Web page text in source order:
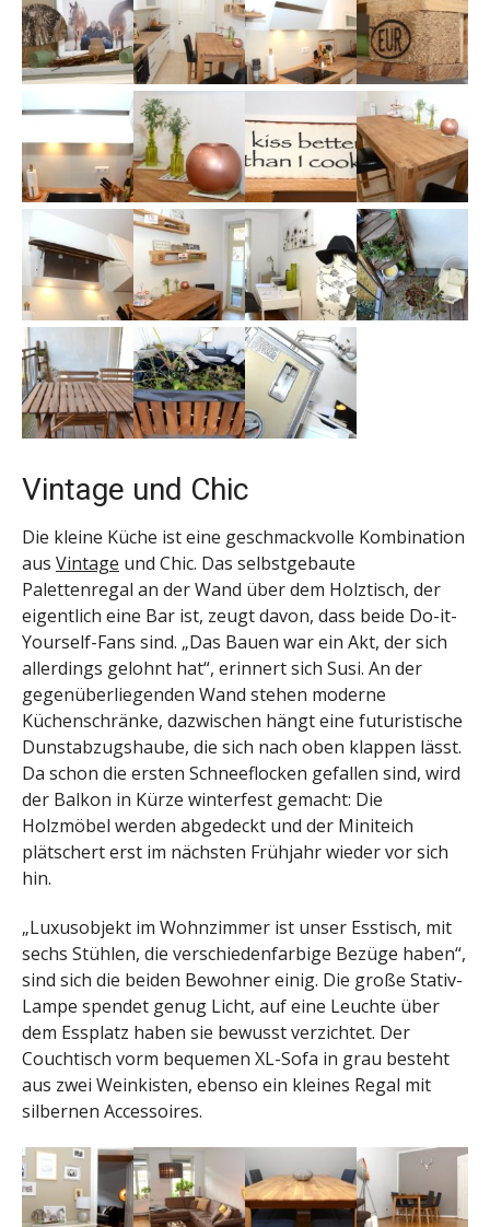
Vintage und Chic
Die kleine Küche ist eine geschmackvolle Kombination
aus Vintage und Chic. Das selbstgebaute
Palettenregal an der Wand über dem Holztisch, der
eigentlich eine Bar ist, zeugt davon, dass beide Do-it-
Yourself-Fans sind. „Das Bauen war ein Akt, der sich
allerdings gelohnt hat“, erinnert sich Susi. An der
gegenüberliegenden Wand stehen moderne
Küchenschränke, dazwischen hängt eine futuristische
Dunstabzugshaube, die sich nach oben klappen lässt.
Da schon die ersten Schneeflocken gefallen sind, wird
der Balkon in Kürze winterfest gemacht: Die
Holzmöbel werden abgedeckt und der Miniteich
plätschert erst im nächsten Frühjahr wieder vor sich
hin.
„Luxusobjekt im Wohnzimmer ist unser Esstisch, mit
sechs Stühlen, die verschiedenfarbige Bezüge haben“,
sind sich die beiden Bewohner einig. Die große Stativ-
Lampe spendet genug Licht, auf eine Leuchte über
dem Essplatz haben sie bewusst verzichtet. Der
Couchtisch vorm bequemen XL-Sofa in grau besteht
aus zwei Weinkisten, ebenso ein kleines Regal mit
silbernen Accessoires.